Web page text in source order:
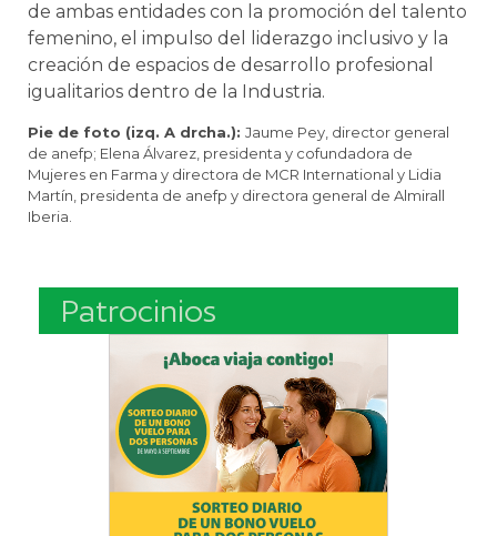
de ambas entidades con la promoción del talento
femenino, el impulso del liderazgo inclusivo y la
creación de espacios de desarrollo profesional
igualitarios dentro de la Industria.
Pie de foto (izq. A drcha.): Jaume Pey, director general
de anefp; Elena Álvarez, presidenta y cofundadora de
Mujeres en Farma y directora de MCR International y Lidia
Martín, presidenta de anefp y directora general de Almirall
Iberia.
Patrocinios